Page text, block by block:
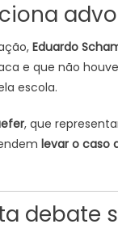
Eduardo
e que não
escola.
, que
levar o caso
debate